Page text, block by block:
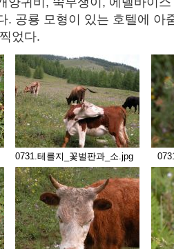
. 공룡 모형이 있는 호텔에 아
었다.
0731.테를지_꽃벌판과_소.jpg